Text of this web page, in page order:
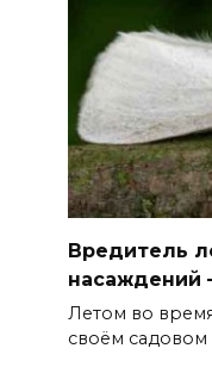
Вредитель
насаждений
Летом во
своём садовом